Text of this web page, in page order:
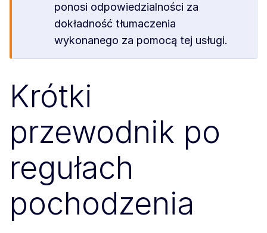
ponosi odpowiedzialności za
dokładność tłumaczenia
wykonanego za pomocą tej usługi.
Krótki
przewodnik po
regułach
pochodzenia